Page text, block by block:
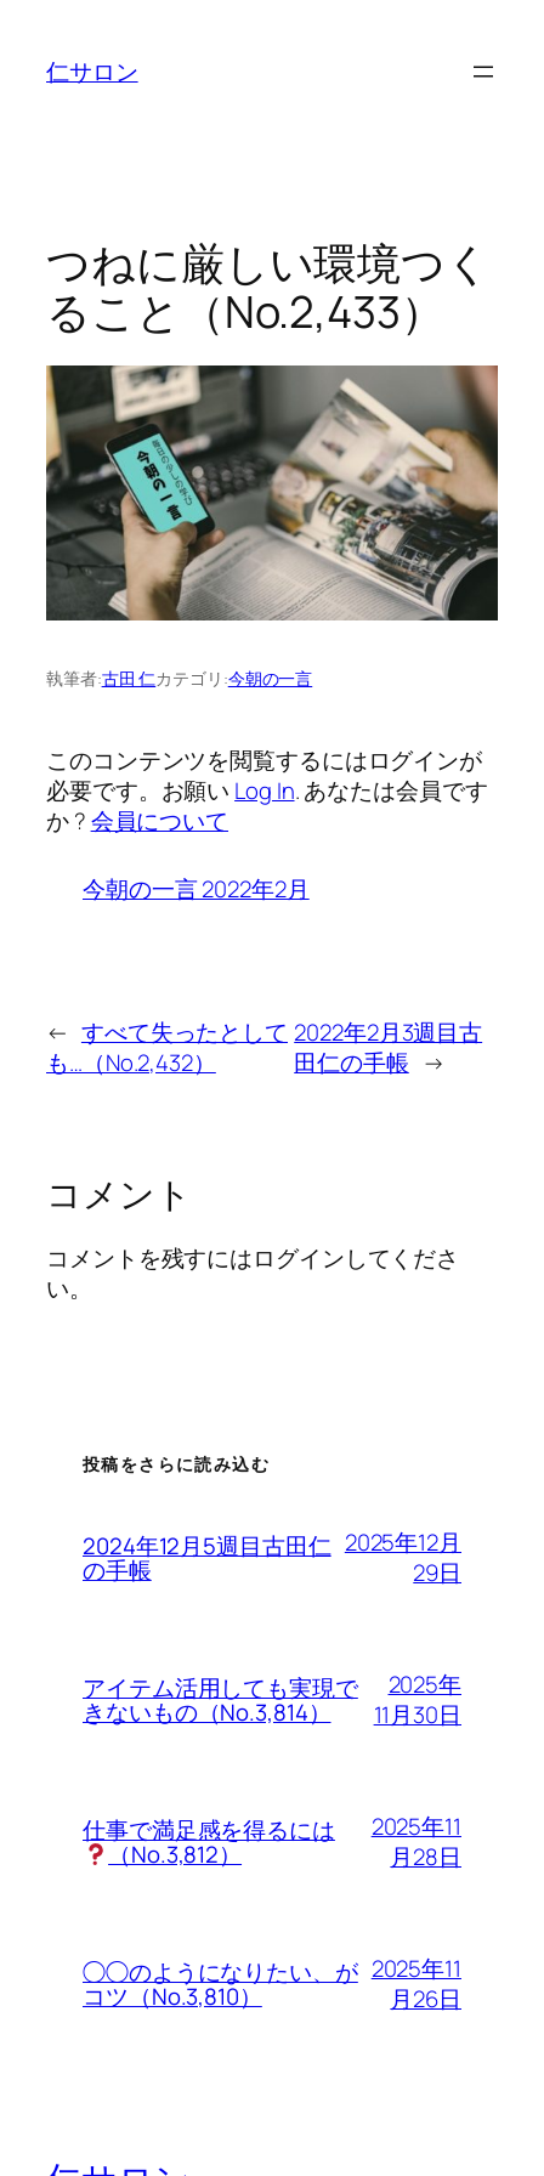
仁サロン
つねに厳しい環境つく
ること（No.2,433）
執筆者:古田 仁カテゴリ:今朝の一言
このコンテンツを閲覧するにはログインが
必要です。お願い Log In. あなたは会員です
か ?会員について
今朝の一言 2022年2月
← すべて失ったとして
も…（No.2,432）
2022年2月3週目古
田仁の手帳 →
コメント
コメントを残すにはログインしてくださ
い。
投稿をさらに読み込む
2024年12月5週目古田仁
の手帳
2025年12月
29日
アイテム活用しても実現で
きないもの（No.3,814）
2025年
11月30日
仕事で満足感を得るには
（No.3,812）
2025年11
月28日
◯◯のようになりたい、が
コツ（No.3,810）
2025年11
月26日